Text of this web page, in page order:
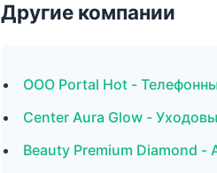
Другие компании
ООО Portal Hot -
Center Aura Glow -
Beauty Premium Diamond